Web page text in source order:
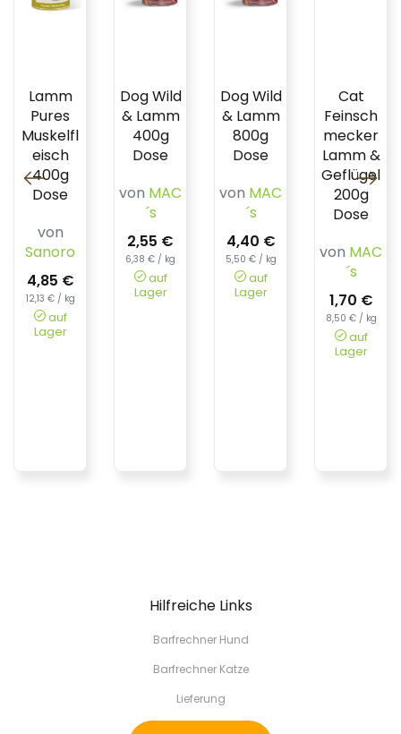
Lamm
Pures
Muskelfl
eisch
400g
Dose
von
Sanoro
4,85 €
12,13 € / kg
auf
Lager
Dog Wild
& Lamm
400g
Dose
von MAC
´s
2,55 €
6,38 € / kg
auf
Lager
Dog Wild
& Lamm
800g
Dose
von MAC
´s
4,40 €
5,50 € / kg
auf
Lager
Cat
Feinsch
mecker
Lamm &
Geflügel
200g
Dose
von MAC
´s
1,70 €
8,50 € / kg
auf
Lager
Hilfreiche Links
Barfrechner Hund
Barfrechner Katze
Lieferung